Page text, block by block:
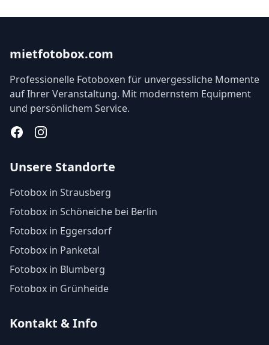
mietfotobox.com
Professionelle Fotoboxen für unvergessliche Momente
auf Ihrer Veranstaltung. Mit modernstem Equipment
und persönlichem Service.
FacebookInstagram
Unsere Standorte
Fotobox in Strausberg
Fotobox in Schöneiche bei Berlin
Fotobox in Eggersdorf
Fotobox in Panketal
Fotobox in Blumberg
Fotobox in Grünheide
Kontakt & Info